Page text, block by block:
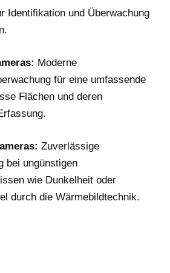
Identifikation und Überwachung
Moderne
für eine umfassende
Flächen und deren
Zuverlässige
bei ungünstigen
wie Dunkelheit oder
durch die Wärmebildtechnik.